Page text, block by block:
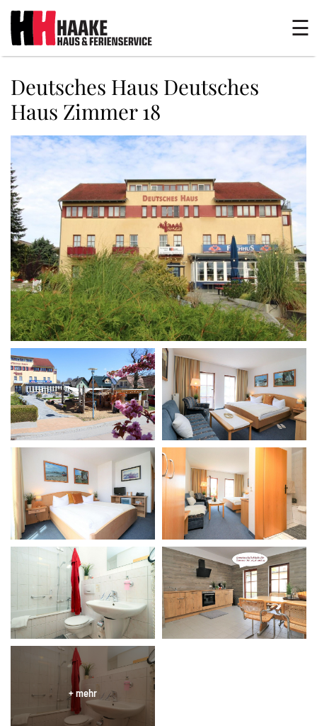
☰
Deutsches Haus Deutsches
Haus Zimmer 18